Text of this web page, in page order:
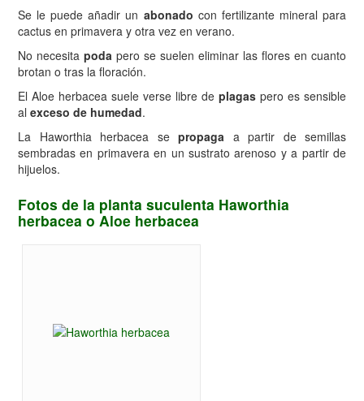
Se le puede añadir un abonado con fertilizante mineral para
cactus en primavera y otra vez en verano.
No necesita poda pero se suelen eliminar las flores en cuanto
brotan o tras la floración.
El Aloe herbacea suele verse libre de plagas pero es sensible
al exceso de humedad.
La Haworthia herbacea se propaga a partir de semillas
sembradas en primavera en un sustrato arenoso y a partir de
hijuelos.
Fotos de la planta suculenta Haworthia
herbacea o Aloe herbacea